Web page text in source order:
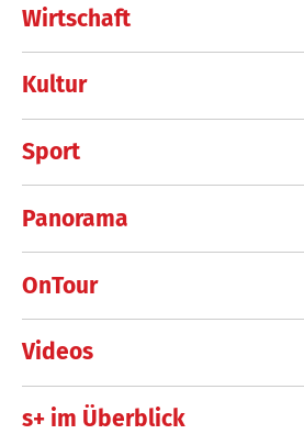
Wirtschaft
Kultur
Sport
Panorama
OnTour
Videos
s+ im Überblick